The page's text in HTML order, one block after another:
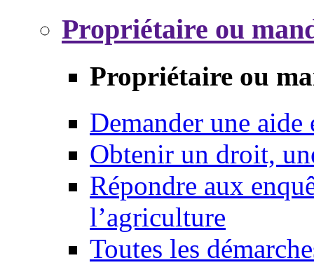
Propriétaire ou
Propriétaire ou
Demander une aide
Obtenir un droit,
Répondre aux
l’agriculture
Toutes les